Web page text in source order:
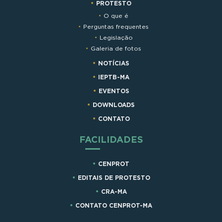
PROTESTO
O que é
Perguntas frequentes
Legislação
Galeria de fotos
NOTÍCIAS
IEPTB-MA
EVENTOS
DOWNLOADS
CONTATO
FACILIDADES
CENPROT
EDITAIS DE PROTESTO
CRA-MA
CONTATO CENPROT-MA